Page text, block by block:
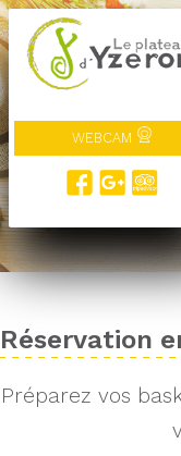
WEBCAM
Réservation
Préparez vos